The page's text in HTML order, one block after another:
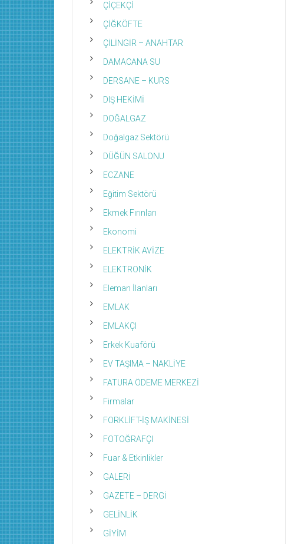
ÇİÇEKÇİ
ÇİĞKÖFTE
ÇİLİNGİR – ANAHTAR
DAMACANA SU
DERSANE – KURS
DIŞ HEKİMİ
DOĞALGAZ
Doğalgaz Sektörü
DÜĞÜN SALONU
ECZANE
Eğitim Sektörü
Ekmek Fırınları
Ekonomi
ELEKTRİK AVİZE
ELEKTRONİK
Eleman İlanları
EMLAK
EMLAKÇI
Erkek Kuaförü
EV TAŞIMA – NAKLİYE
FATURA ÖDEME MERKEZİ
Firmalar
FORKLİFT-İŞ MAKİNESİ
FOTOĞRAFÇI
Fuar & Etkinlikler
GALERİ
GAZETE – DERGİ
GELİNLİK
GİYİM